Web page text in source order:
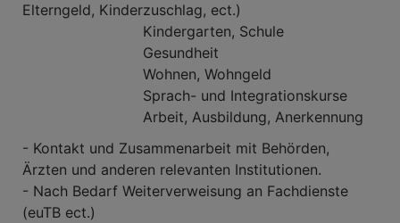
Elterngeld, Kinderzuschlag, ect.)
Kindergarten, Schule
Gesundheit
Wohnen, Wohngeld
Sprach- und Integrationskurse
Arbeit, Ausbildung, Anerkennung
- Kontakt und Zusammenarbeit mit Behörden,
Ärzten und anderen relevanten Institutionen.
- Nach Bedarf Weiterverweisung an Fachdienste
(euTB ect.)